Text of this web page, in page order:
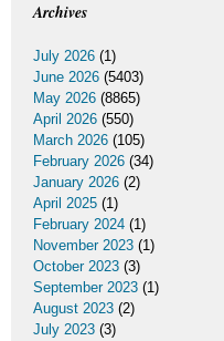
Archives
July 2026 (1)
June 2026 (5403)
May 2026 (8865)
April 2026 (550)
March 2026 (105)
February 2026 (34)
January 2026 (2)
April 2025 (1)
February 2024 (1)
November 2023 (1)
October 2023 (3)
September 2023 (1)
August 2023 (2)
July 2023 (3)